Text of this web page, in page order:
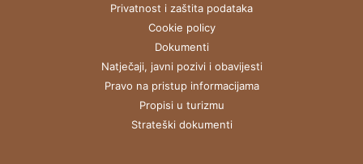
Privatnost i zaštita podataka
Cookie policy
Dokumenti
Natječaji, javni pozivi i obavijesti
Pravo na pristup informacijama
Propisi u turizmu
Strateški dokumenti